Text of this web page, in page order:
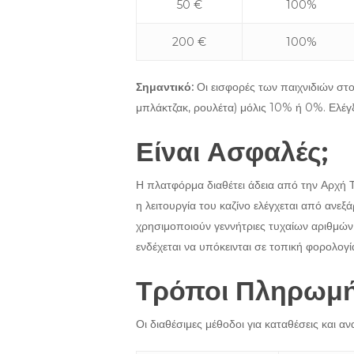
50 € 100%
200 € 100%
Σημαντικό: Οι εισφορές των παιχνιδιών
μπλάκτζακ, ρουλέτα) μόλις 10% ή 0%.
Είναι Ασφαλές;
Η πλατφόρμα διαθέτει άδεια από την Αρχή
η λειτουργία του καζίνο ελέγχεται από
χρησιμοποιούν γεννήτριες τυχαίων
ενδέχεται να υπόκεινται σε τοπική
Τρόποι
Οι διαθέσιμες μέθοδοι για καταθέσεις και